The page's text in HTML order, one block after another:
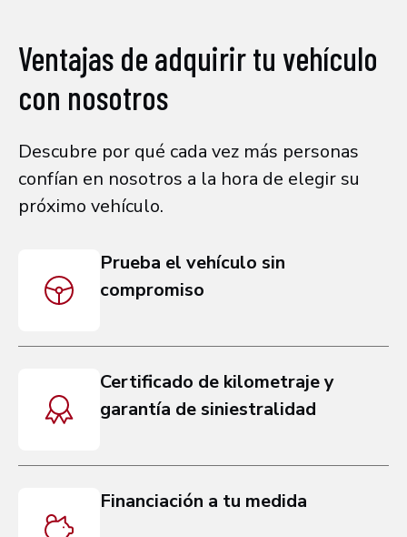
Ventajas de adquirir tu vehículo
con nosotros
Descubre por qué cada vez más personas
confían en nosotros a la hora de elegir su
próximo vehículo.
Prueba el vehículo sin
compromiso
Certificado de kilometraje y
garantía de siniestralidad
Financiación a tu medida